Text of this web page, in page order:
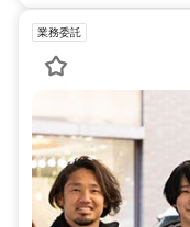
業務委託